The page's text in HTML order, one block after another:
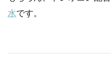
水です。